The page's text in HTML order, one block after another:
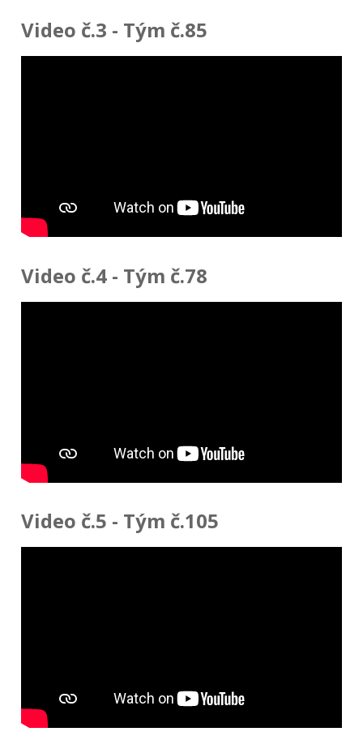
Video č.3 - Tým č.85
Video č.4 - Tým č.78
Video č.5 - Tým č.105